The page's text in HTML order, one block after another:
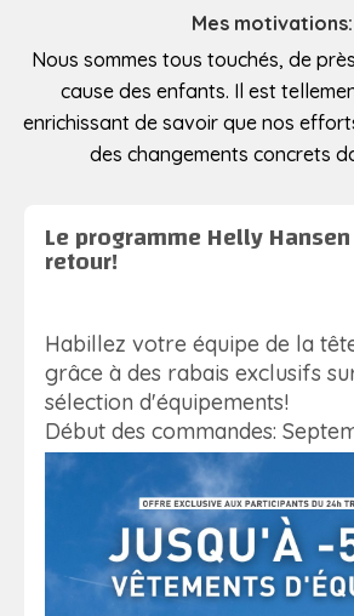
Mes motivations:
Nous sommes tous touchés, de
cause des enfants. Il est
enrichissant de savoir que nos
des changements concrets
Le programme Helly
retour!
Habillez votre équipe de la
grâce à des rabais exclusifs
sélection d'équipements!
Début des commandes: